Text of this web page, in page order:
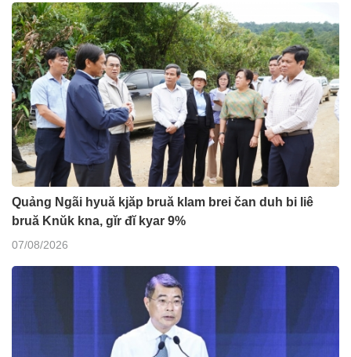
Quảng Ngãi hyuă kjăp bruă klam brei čan duh bi liê
bruă Knŭk kna, gĭr đĭ kyar 9%
07/08/2026